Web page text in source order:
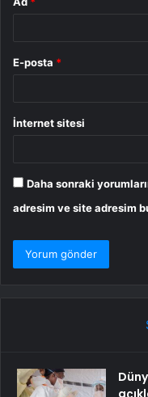
E-posta *
İnternet sitesi
Daha sonraki
adresim ve site adresim